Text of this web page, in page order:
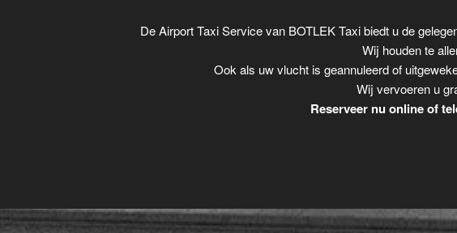
De Airport Taxi Service van BOTLEK Taxi biedt u de
Wij houden te
Ook als uw vlucht is geannuleerd of
Wij vervoeren u
Reserveer nu online of